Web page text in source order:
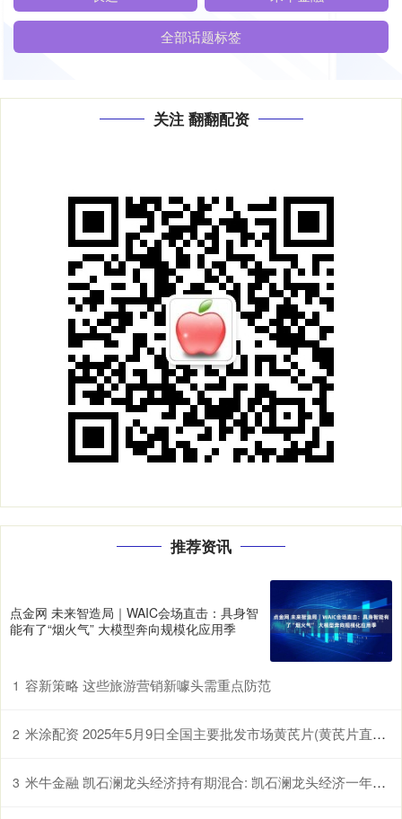
全部话题标签
关注 翻翻配资
推荐资讯
点金网 未来智造局｜WAIC会场直击：具身智
能有了“烟火气” 大模型奔向规模化应用季
1 容新策略 这些旅游营销新噱头需重点防范
2 米涂配资 2025年5月9日全国主要批发市场黄芪片(黄芪片直径1.0-1.2cm)价格行情
3 米牛金融 凯石澜龙头经济持有期混合: 凯石澜龙头经济一年持有期混合型证券投资基金基金产品资料概要更新